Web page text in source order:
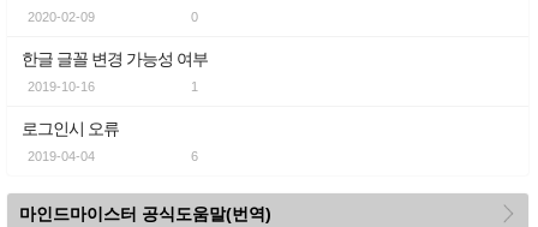
2020-02-09 0
한글 글꼴 변경 가능성 여부
2019-10-16 1
로그인시 오류
2019-04-04 6
마인드마이스터 공식도움말(번역)